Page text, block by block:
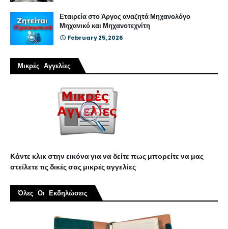
Εταιρεία στο Άργος αναζητά Μηχανολόγο
Μηχανικό και Μηχανοτεχνίτη
February 25, 2026
Μικρές Αγγελίες
Κάντε κλικ στην εικόνα για να δείτε πως μπορείτε να μας
στείλετε τις δικές σας μικρές αγγελίες
Όλες Οι Εκδηλώσεις